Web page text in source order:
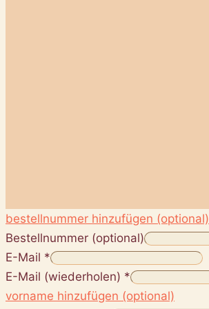
bestellnummer hinzufügen (optional)
Bestellnummer (optional)
E-Mail *
E-Mail (wiederholen) *
vorname hinzufügen (optional)